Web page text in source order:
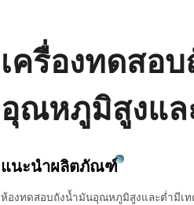
เครื่องทดสอ
อุณหภูมิสูงแล
แนะนำผลิตภัณฑ์
ห้องทดสอบถังน้ำมันอุณหภูมิสูงและต่ำมีเ